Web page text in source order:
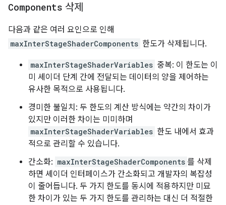
Components 삭제
다음과 같은 여러 요인으로 인해
maxInterStageShaderComponents 한도가 삭제됩니다.
maxInterStageShaderVariables 중복: 이 한도는 이
미 셰이더 단계 간에 전달되는 데이터의 양을 제어하는
유사한 목적으로 사용됩니다.
경미한 불일치: 두 한도의 계산 방식에는 약간의 차이가
있지만 이러한 차이는 미미하며
maxInterStageShaderVariables 한도 내에서 효과
적으로 관리할 수 있습니다.
간소화: maxInterStageShaderComponents 를 삭제
하면 셰이더 인터페이스가 간소화되고 개발자의 복잡성
이 줄어듭니다. 두 가지 한도를 동시에 적용하지만 미묘
한 차이가 있는 두 가지 한도를 관리하는 대신 더 적절한